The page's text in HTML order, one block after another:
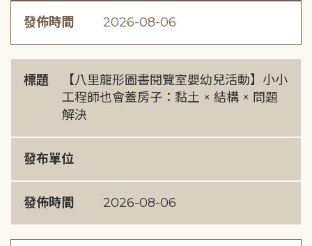
發佈時間 2026-08-06
標題
【八里龍形圖書閱覽室嬰幼兒活動】小小
工程師也會蓋房子：黏土 × 結構 × 問題
解決
發布單位
發佈時間 2026-08-06